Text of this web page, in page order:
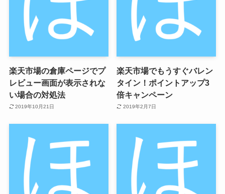
楽天市場の倉庫ページでプ
レビュー画面が表示されな
い場合の対処法
2019年10月21日
楽天市場でもうすぐバレン
タイン！ポイントアップ3
倍キャンペーン
2019年2月7日